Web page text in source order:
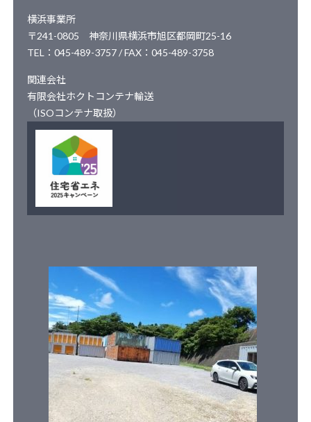
横浜事業所
〒241-0805 神奈川県横浜市旭区都岡町25-16
TEL：045-489-3757 / FAX：045-489-3758
​​関連会社
有限会社ホクトコンテナ輸送
（ISOコンテナ取扱）